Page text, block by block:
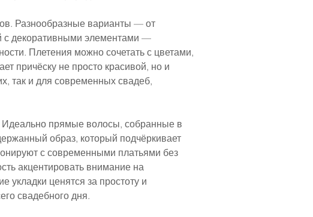
Разнообразные варианты — от
с декоративными элементами —
Плетения можно сочетать с цветами,
причёску не просто красивой, но и
так и для современных свадеб,
Идеально прямые волосы, собранные в
образ, который подчёркивает
с современными платьями без
акцентировать внимание на
укладки ценятся за простоту и
свадебного дня.